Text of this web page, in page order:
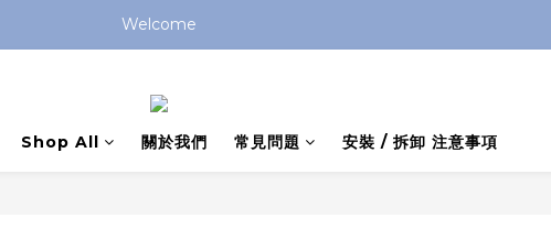
Welcome
Shop All 關於我們 常見問題 安裝 / 拆卸 注意事項